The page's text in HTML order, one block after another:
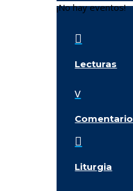
¡No hay eventos!

Lecturas
v
Comentario

Liturgia